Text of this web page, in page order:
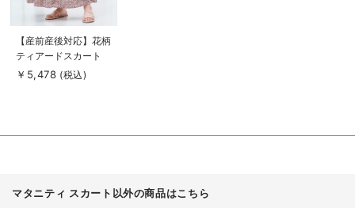
商
品
詳
を
【産前産後対応】花柄
ティアードスカート
【出産後も長く使え
￥5,478 (税込)
マタニティ スカート以外の商品はこちら